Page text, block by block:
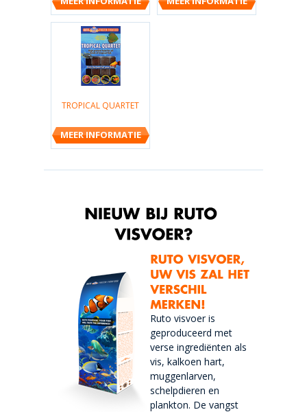
TROPICAL QUARTET
MEER INFORMATIE
Ruto visvoer is
geproduceerd met
verse ingrediënten als
vis, kalkoen hart,
muggenlarven,
schelpdieren en
plankton. De vangst